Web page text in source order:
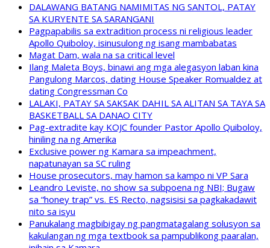
DALAWANG BATANG NAMIMITAS NG SANTOL, PATAY
SA KURYENTE SA SARANGANI
Pagpapabilis sa extradition process ni religious leader
Apollo Quiboloy, isinusulong ng isang mambabatas
Magat Dam, wala na sa critical level
Ilang Maleta Boys, binawi ang mga alegasyon laban kina
Pangulong Marcos, dating House Speaker Romualdez at
dating Congressman Co
LALAKI, PATAY SA SAKSAK DAHIL SA ALITAN SA TAYA SA
BASKETBALL SA DANAO CITY
Pag-extradite kay KOJC founder Pastor Apollo Quiboloy,
hiniling na ng Amerika
Exclusive power ng Kamara sa impeachment,
napatunayan sa SC ruling
House prosecutors, may hamon sa kampo ni VP Sara
Leandro Leviste, no show sa subpoena ng NBI; Bugaw
sa “honey trap” vs. ES Recto, nagsisisi sa pagkakadawit
nito sa isyu
Panukalang magbibigay ng pangmatagalang solusyon sa
kakulangan ng mga textbook sa pampublikong paaralan,